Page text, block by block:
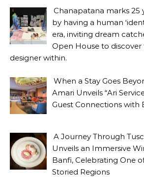
Chanapatana marks 25
by having a human
era, inviting dream
Open House to
designer within.
When a Stay Goes
Amari Unveils “Ari
Guest Connections with
A Journey Through
Unveils an Immersive
Banfi, Celebrating One
Storied Regions